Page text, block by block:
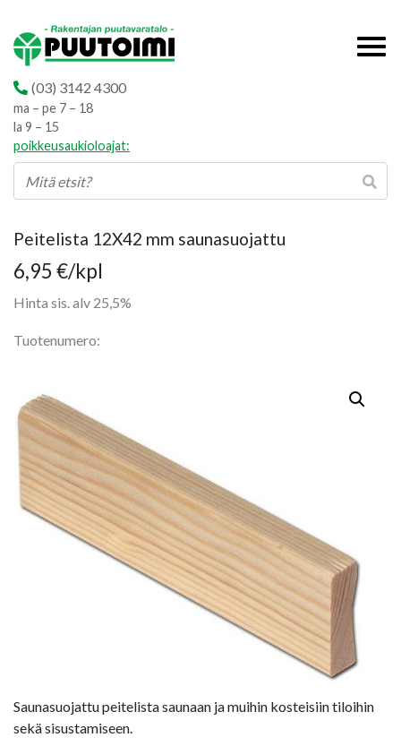
(03) 3142 4300
ma – pe 7 – 18
la 9 – 15
poikkeusaukioloajat:
Peitelista 12X42 mm saunasuojattu
6,95 €/kpl
Hinta sis. alv 25,5%
Tuotenumero:
Saunasuojattu peitelista saunaan ja muihin kosteisiin tiloihin
sekä sisustamiseen.